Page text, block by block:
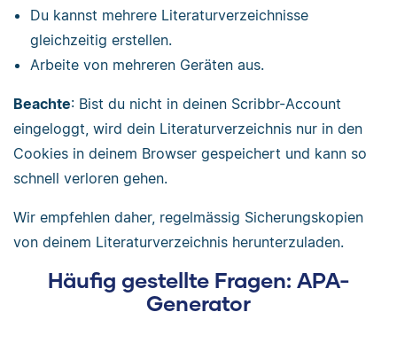
Du kannst mehrere Literaturverzeichnisse
gleichzeitig erstellen.
Arbeite von mehreren Geräten aus.
Beachte: Bist du nicht in deinen Scribbr-Account
eingeloggt, wird dein Literaturverzeichnis nur in den
Cookies in deinem Browser gespeichert und kann so
schnell verloren gehen.
Wir empfehlen daher, regelmässig Sicherungskopien
von deinem Literaturverzeichnis herunterzuladen.
Häufig gestellte Fragen: APA-
Generator